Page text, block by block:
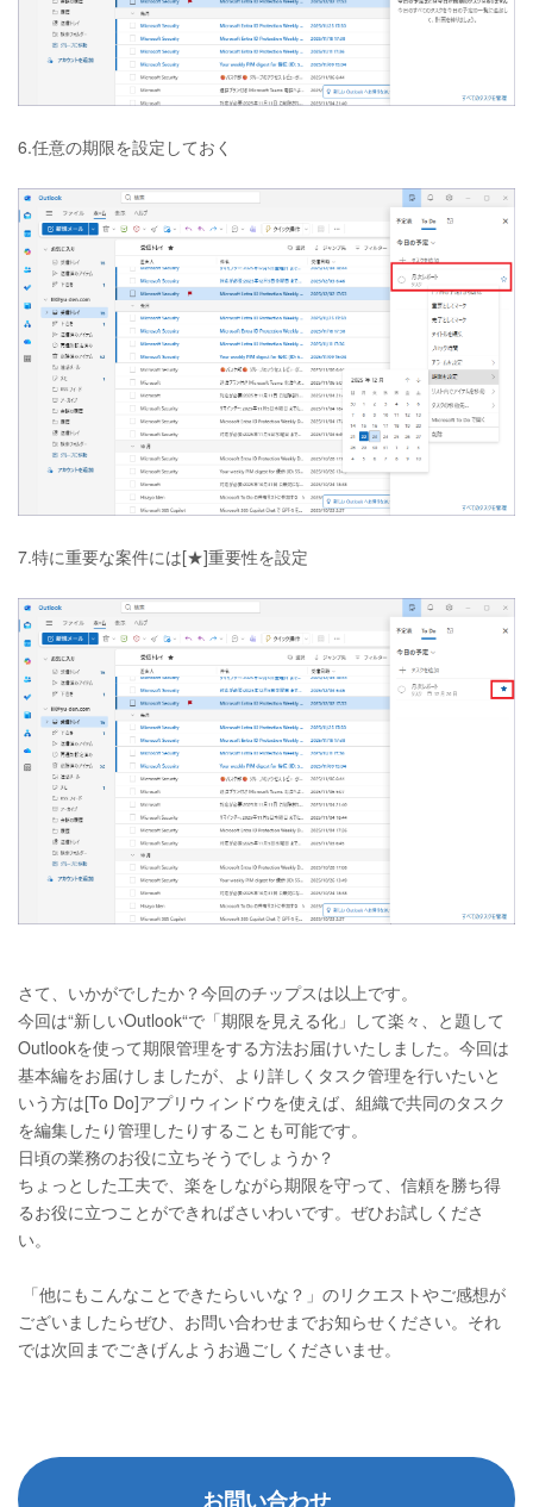
6.任意の期限を設定しておく
7.特に重要な案件には[★]重要性を設定
さて、いかがでしたか？今回のチップスは以上です。
今回は“新しいOutlook“で「期限を見える化」して楽々、と題して
Outlookを使って期限管理をする方法お届けいたしました。今回は
基本編をお届けしましたが、より詳しくタスク管理を行いたいと
いう方は[To Do]アプリウィンドウを使えば、組織で共同のタスク
を編集したり管理したりすることも可能です。
日頃の業務のお役に立ちそうでしょうか？
ちょっとした工夫で、楽をしながら期限を守って、信頼を勝ち得
るお役に立つことができればさいわいです。ぜひお試しくださ
い。
「他にもこんなことできたらいいな？」のリクエストやご感想が
ございましたらぜひ、お問い合わせまでお知らせください。それ
では次回までごきげんようお過ごしくださいませ。
お問い合わせ